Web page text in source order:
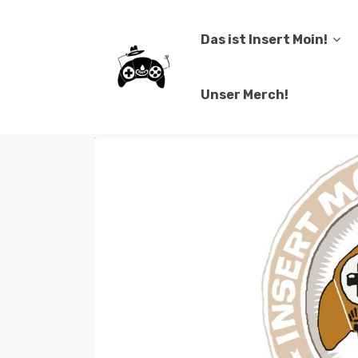
Das ist Insert Moin!
Unser Merch!